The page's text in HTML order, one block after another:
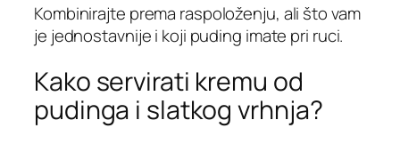
Kombinirajte prema raspoloženju, ali što vam
je jednostavnije i koji puding imate pri ruci.
Kako servirati kremu od
pudinga i slatkog vrhnja?